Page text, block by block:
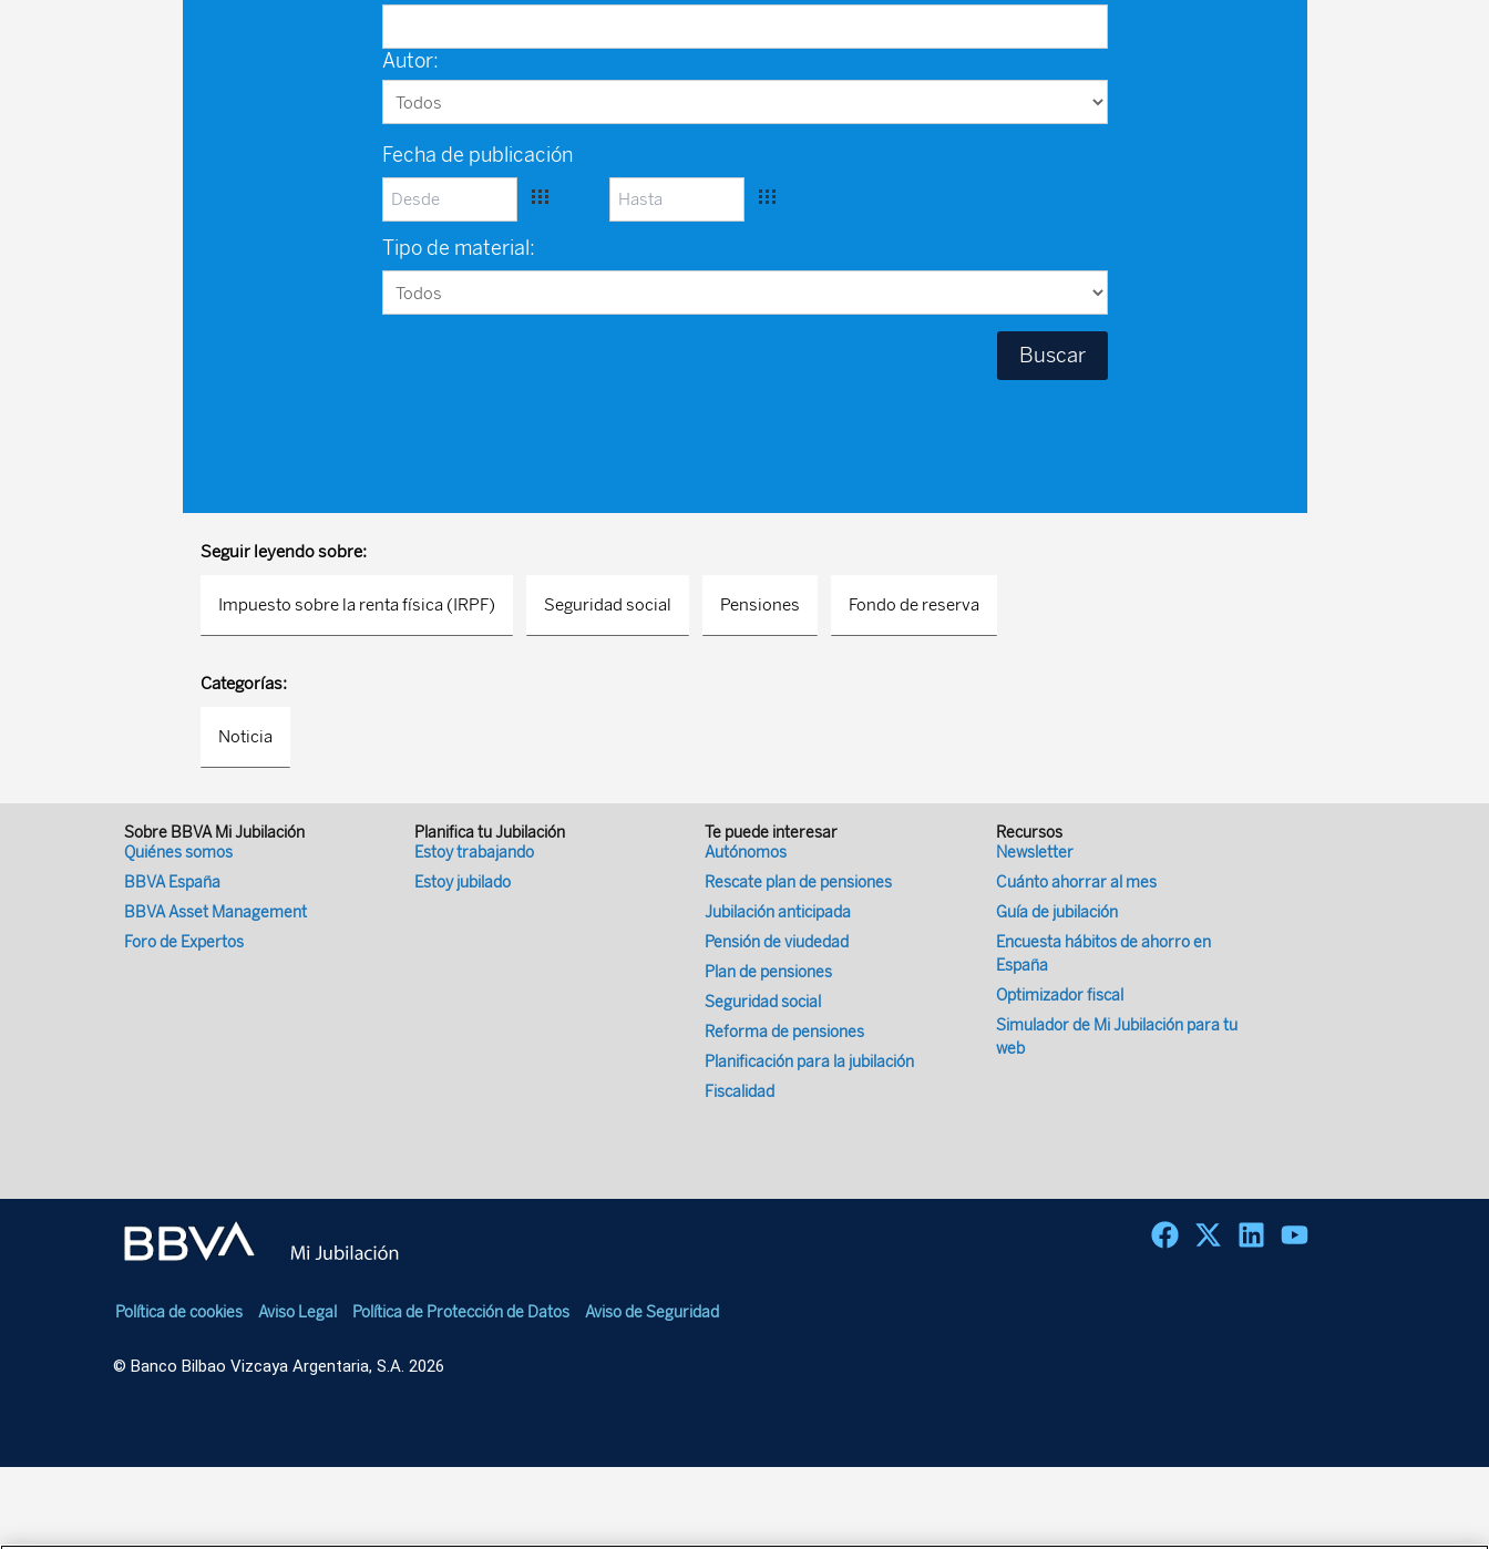
Autor:
Fecha de publicación
Tipo de material:
Seguir leyendo sobre:
Impuesto sobre la renta física (IRPF) Seguridad social Pensiones Fondo de reserva
Categorías:
Noticia
Sobre BBVA Mi Jubilación
Quiénes somos
BBVA España
BBVA Asset Management
Foro de Expertos
Planifica tu Jubilación
Estoy trabajando
Estoy jubilado
Te puede interesar
Autónomos
Rescate plan de pensiones
Jubilación anticipada
Pensión de viudedad
Plan de pensiones
Seguridad social
Reforma de pensiones
Planificación para la jubilación
Fiscalidad
Recursos
Newsletter
Cuánto ahorrar al mes
Guía de jubilación
Encuesta hábitos de ahorro en
España
Optimizador fiscal
Simulador de Mi Jubilación para tu
web
Política de cookies Aviso Legal Política de Protección de Datos Aviso de Seguridad
© Banco Bilbao Vizcaya Argentaria, S.A. 2026